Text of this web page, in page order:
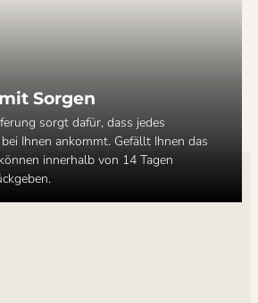
Sorgen
sorgt dafür, dass jedes
Ihnen ankommt. Gefällt Ihnen das
innerhalb von 14 Tagen